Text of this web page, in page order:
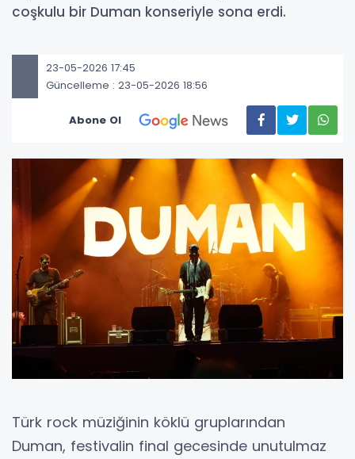
coşkulu bir Duman konseriyle sona erdi.
23-05-2026 17:45
Güncelleme : 23-05-2026 18:56
Abone Ol
Türk rock müziğinin köklü gruplarından
Duman, festivalin final gecesinde unutulmaz